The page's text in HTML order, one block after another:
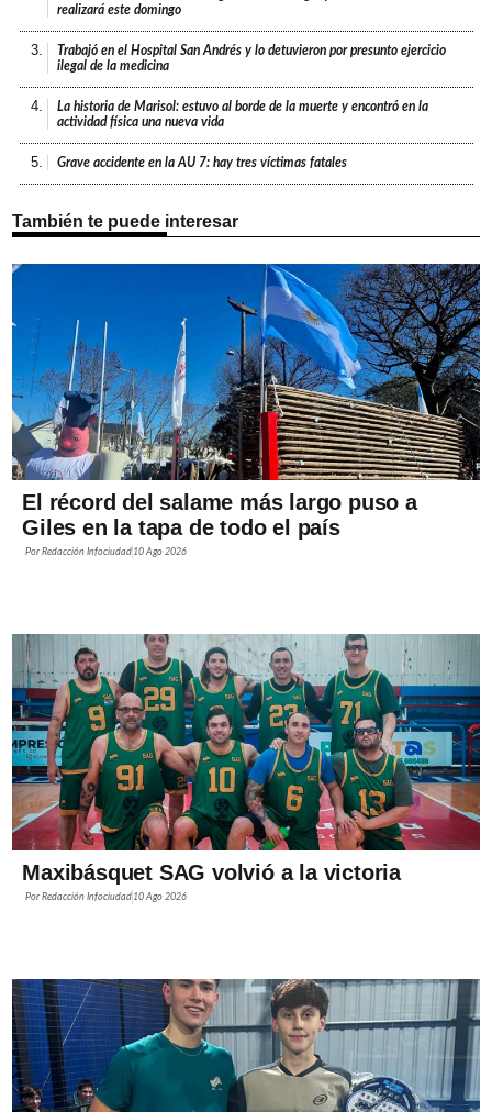
realizará este domingo
3.
Trabajó en el Hospital San Andrés y lo detuvieron por presunto ejercicio
ilegal de la medicina
4.
La historia de Marisol: estuvo al borde de la muerte y encontró en la
actividad física una nueva vida
5. Grave accidente en la AU 7: hay tres víctimas fatales
También te puede interesar
El récord del salame más largo puso a
Giles en la tapa de todo el país
PorRedacción Infociudad 10 Ago 2026
Maxibásquet SAG volvió a la victoria
PorRedacción Infociudad 10 Ago 2026